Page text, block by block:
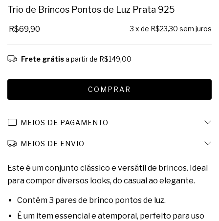
Trio de Brincos Pontos de Luz Prata 925
R$69,90 3 x de R$23,30 sem juros
Frete grátisa partir de R$149,00
MEIOS DE PAGAMENTO
MEIOS DE ENVIO
Este é um conjunto clássico e versátil de brincos. Ideal
para compor diversos looks, do casual ao elegante.
Contém 3 pares de brinco pontos de luz.
É um item essencial e atemporal, perfeito para uso